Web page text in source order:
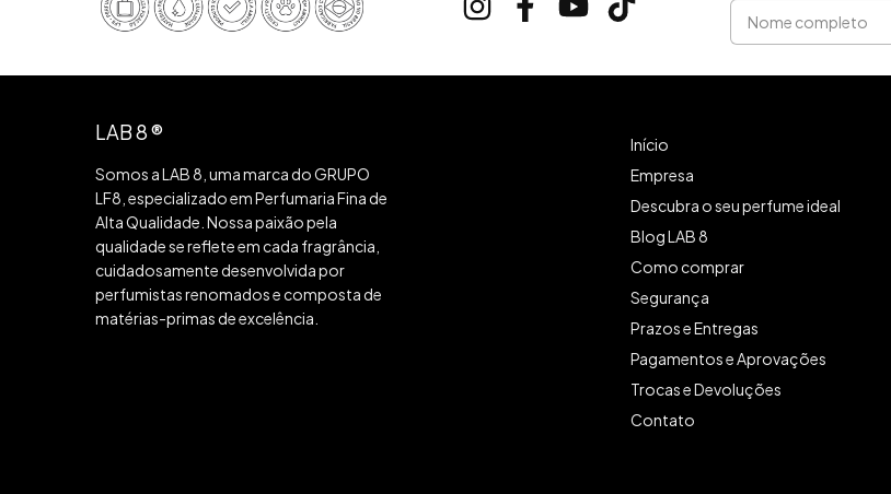
LAB 8 ®
Somos a LAB 8, uma marca do GRUPO
LF8, especializado em Perfumaria Fina de
Alta Qualidade. Nossa paixão pela
qualidade se reflete em cada fragrância,
cuidadosamente desenvolvida por
perfumistas renomados e composta de
matérias-primas de excelência.
Início
Empresa
Descubra o seu perfume ideal
Blog LAB 8
Como comprar
Segurança
Prazos e Entregas
Pagamentos e Aprovações
Trocas e Devoluções
Contato